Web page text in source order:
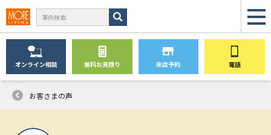
オンライン相談 無料お見積り 来店予約 電話
お客さまの声